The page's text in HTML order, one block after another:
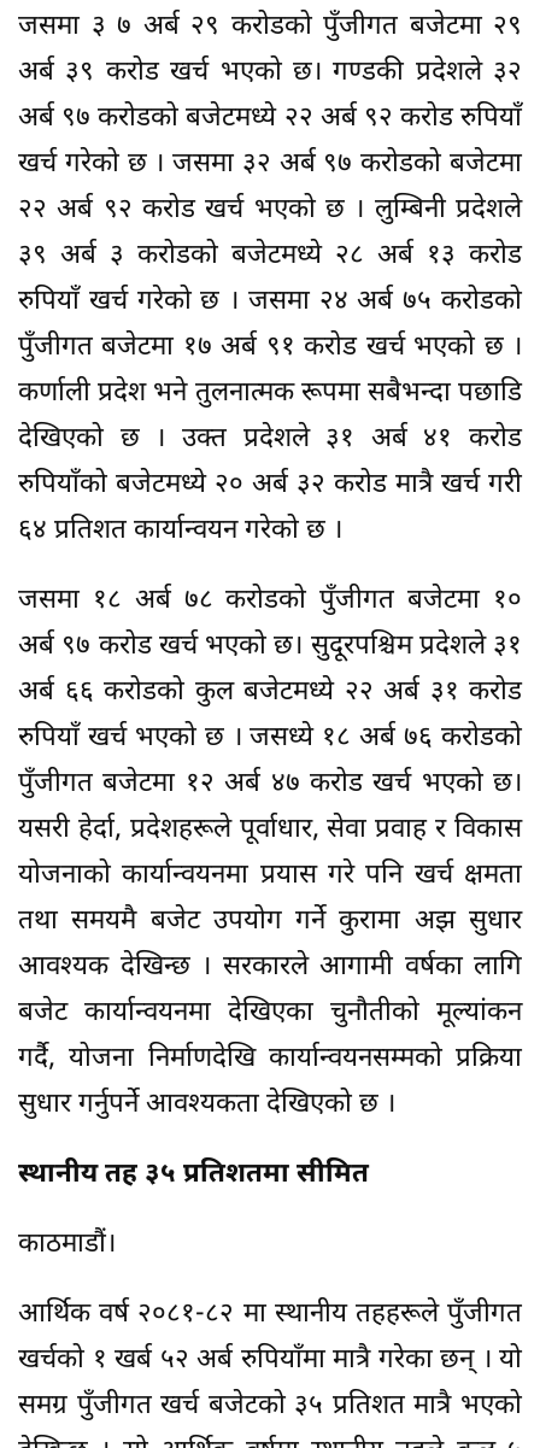
जसमा ३ ७ अर्ब २९ करोडको पुँजीगत बजेटमा २९
अर्ब ३९ करोड खर्च भएको छ। गण्डकी प्रदेशले ३२
अर्ब ९७ करोडको बजेटमध्ये २२ अर्ब ९२ करोड रुपियाँ
खर्च गरेको छ । जसमा ३२ अर्ब ९७ करोडको बजेटमा
२२ अर्ब ९२ करोड खर्च भएको छ । लुम्बिनी प्रदेशले
३९ अर्ब ३ करोडको बजेटमध्ये २८ अर्ब १३ करोड
रुपियाँ खर्च गरेको छ । जसमा २४ अर्ब ७५ करोडको
पुँजीगत बजेटमा १७ अर्ब ९१ करोड खर्च भएको छ ।
कर्णाली प्रदेश भने तुलनात्मक रूपमा सबैभन्दा पछाडि
देखिएको छ । उक्त प्रदेशले ३१ अर्ब ४१ करोड
रुपियाँको बजेटमध्ये २० अर्ब ३२ करोड मात्रै खर्च गरी
६४ प्रतिशत कार्यान्वयन गरेको छ ।
जसमा १८ अर्ब ७८ करोडको पुँजीगत बजेटमा १०
अर्ब ९७ करोड खर्च भएको छ। सुदूरपश्चिम प्रदेशले ३१
अर्ब ६६ करोडको कुल बजेटमध्ये २२ अर्ब ३१ करोड
रुपियाँ खर्च भएको छ । जसध्ये १८ अर्ब ७६ करोडको
पुँजीगत बजेटमा १२ अर्ब ४७ करोड खर्च भएको छ।
यसरी हेर्दा, प्रदेशहरूले पूर्वाधार, सेवा प्रवाह र विकास
योजनाको कार्यान्वयनमा प्रयास गरे पनि खर्च क्षमता
तथा समयमै बजेट उपयोग गर्ने कुरामा अझ सुधार
आवश्यक देखिन्छ । सरकारले आगामी वर्षका लागि
बजेट कार्यान्वयनमा देखिएका चुनौतीको मूल्यांकन
गर्दै, योजना निर्माणदेखि कार्यान्वयनसम्मको प्रक्रिया
सुधार गर्नुपर्ने आवश्यकता देखिएको छ ।
स्थानीय तह ३५ प्रतिशतमा सीमित
काठमाडौं।
आर्थिक वर्ष २०८१-८२ मा स्थानीय तहहरूले पुँजीगत
खर्चको १ खर्ब ५२ अर्ब रुपियाँमा मात्रै गरेका छन् । यो
समग्र पुँजीगत खर्च बजेटको ३५ प्रतिशत मात्रै भएको